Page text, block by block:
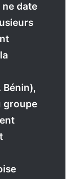
date
Bénin),
groupe